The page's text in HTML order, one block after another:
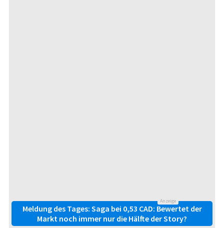
Anzeige
Meldung des Tages: Saga bei 0,53 CAD: Bewertet der
Markt noch immer nur die Hälfte der Story?